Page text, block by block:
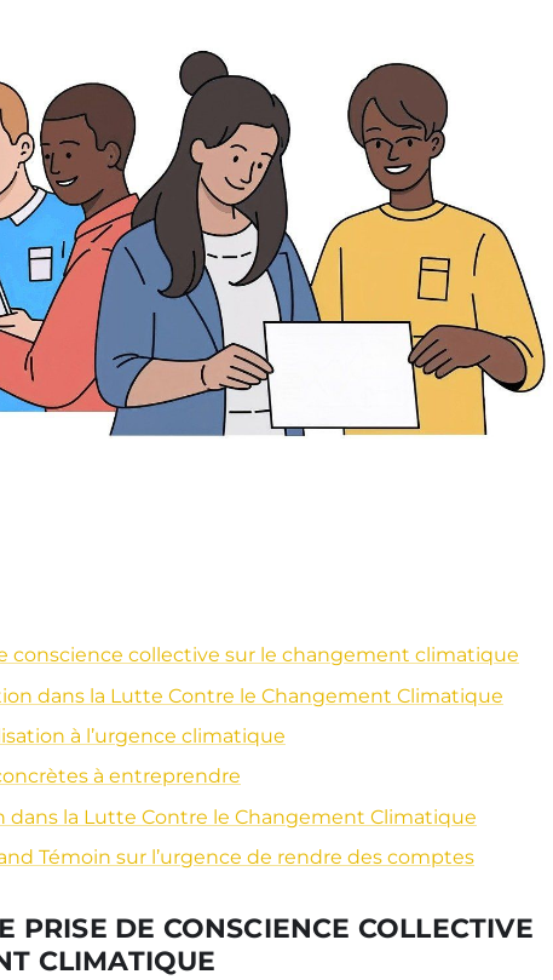
conscience collective sur le changement climatique
dans la Lutte Contre le Changement Climatique
à l’urgence climatique
à entreprendre
dans la Lutte Contre le Changement Climatique
Témoin sur l’urgence de rendre des comptes
PRISE DE CONSCIENCE COLLECTIVE
CLIMATIQUE